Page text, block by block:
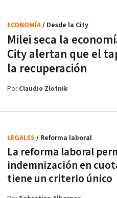
Milei seca la
City alertan que el
la recuperación
ECONOMÍA/ Desde la City
PorClaudio Zlotnik
La reforma laboral
indemnización en
tiene un criterio único
LEGALES / Reforma laboral